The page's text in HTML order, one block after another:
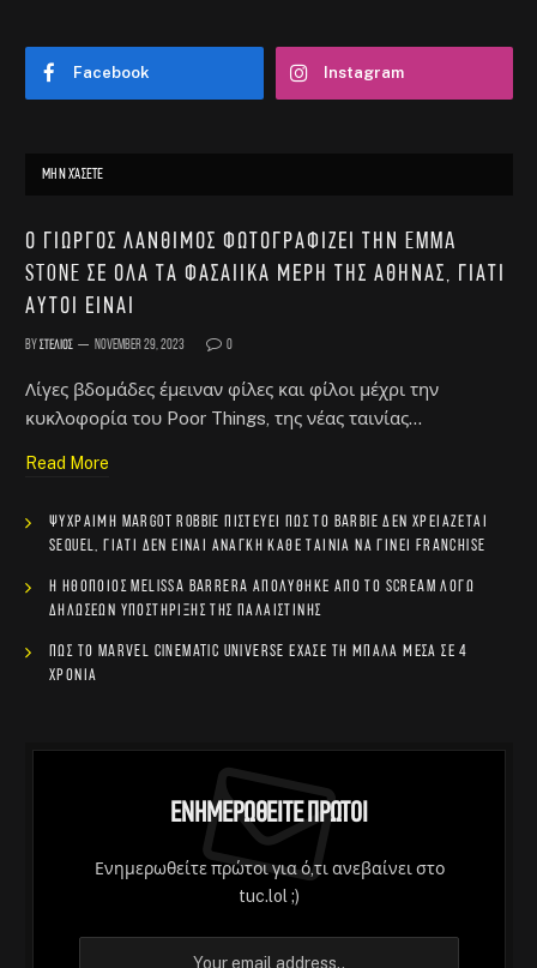
Facebook Instagram
ΜΗΝ ΧΆΣΕΤΕ
Ο Γιώργος Λάνθιμος φωτογραφίζει την Emma
Stone σε όλα τα φασαίικα μέρη της Αθήνας, γιατί
αυτοί είναι
ByΣτέλιος November 29, 2023 0
Λίγες βδομάδες έμειναν φίλες και φίλοι μέχρι την
κυκλοφορία του Poor Things, της νέας ταινίας…
Read More
Ψύχραιμη Margot Robbie πιστεύει πως το Barbie δεν χρειάζεται
sequel, γιατί δεν είναι ανάγκη κάθε ταινία να γίνει franchise
Η ηθοποιός Melissa Barrera απολύθηκε από το Scream λόγω
δηλώσεων υποστήριξης της Παλαιστίνης
Πώς το Marvel Cinematic Universe έχασε τη μπάλα μέσα σε 4
χρόνια
Ενημερωθείτε Πρώτοι
Ενημερωθείτε πρώτοι για ό,τι ανεβαίνει στο
tuc.lol ;)